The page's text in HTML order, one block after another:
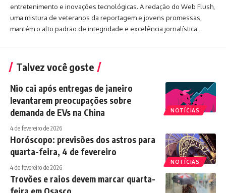
entretenimento e inovações tecnológicas. A redação do Web Flush,
uma mistura de veteranos da reportagem e jovens promessas,
mantém o alto padrão de integridade e excelência jornalística.
Talvez você goste
NOTÍCIAS
Nio cai após entregas de janeiro
levantarem preocupações sobre
demanda de EVs na China
4 de fevereiro de 2026
NOTÍCIAS
Horóscopo: previsões dos astros para
quarta-feira, 4 de fevereiro
4 de fevereiro de 2026
Trovões e raios devem marcar quarta-